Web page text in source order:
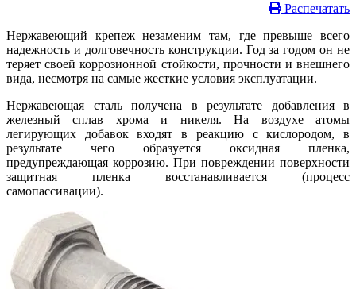
Распечатать
Нержавеющий крепеж незаменим там, где превыше всего
надежность и долговечность конструкции. Год за годом он не
теряет своей коррозионной стойкости, прочности и внешнего
вида, несмотря на самые жесткие условия эксплуатации.
Нержавеющая сталь получена в результате добавления в
железный сплав хрома и никеля. На воздухе атомы
легирующих добавок входят в реакцию с кислородом, в
результате чего образуется оксидная пленка,
предупреждающая коррозию. При повреждении поверхности
защитная пленка восстанавливается (процесс
самопассивации).